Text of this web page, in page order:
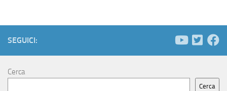
SEGUICI:
Cerca
Cerca